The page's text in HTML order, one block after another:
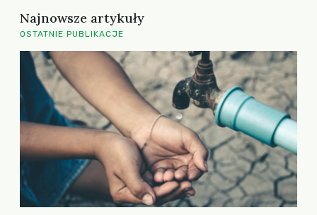
Najnowsze artykuły
OSTATNIE PUBLIKACJE